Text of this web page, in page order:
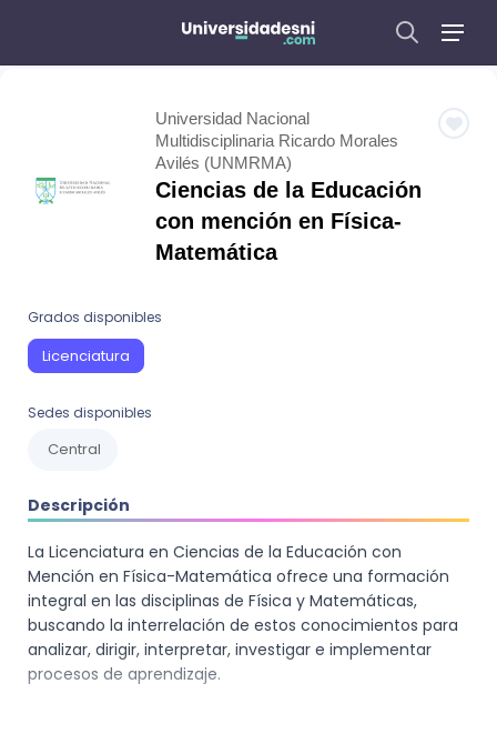
Universidad Nacional
Multidisciplinaria Ricardo Morales
Avilés (UNMRMA)
Ciencias de la Educación
con mención en Física-
Matemática
Grados disponibles
Licenciatura
Sedes disponibles
Central
Descripción
La Licenciatura en Ciencias de la Educación con
Mención en Física-Matemática ofrece una formación
integral en las disciplinas de Física y Matemáticas,
buscando la interrelación de estos conocimientos para
analizar, dirigir, interpretar, investigar e implementar
procesos de aprendizaje.